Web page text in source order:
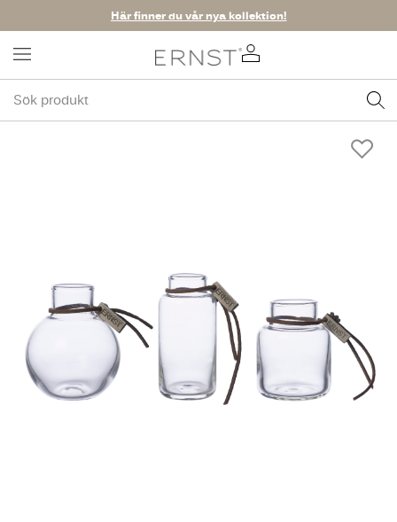
Här finner du vår nya kollektion!